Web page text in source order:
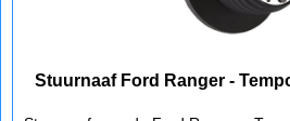
Stuurnaaf Ford Ranger -